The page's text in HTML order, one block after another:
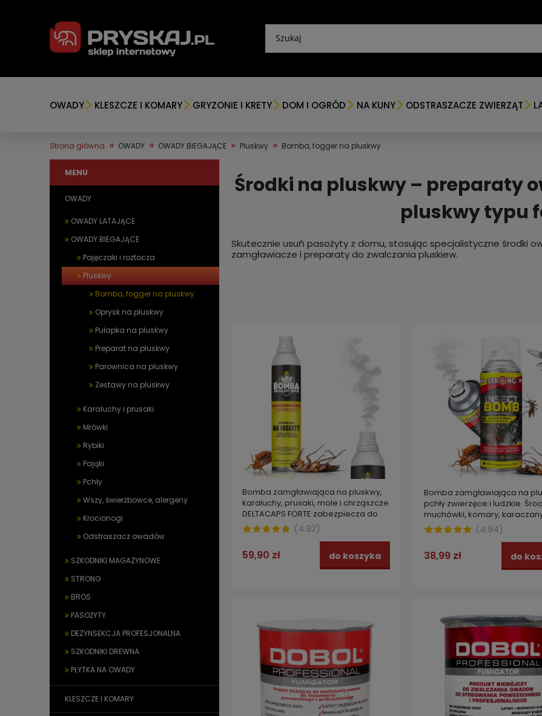
OWADY KLESZCZE I KOMARY GRYZONIE I KRETY DOM I OGRÓD NA KUNY ODSTRASZACZE ZWIERZĄT
Strona główna » OWADY » OWADY BIEGAJĄCE » Pluskwy » Bomba, fogger na pluskwy
MENU
OWADY
OWADY LATAJĄCE
OWADY BIEGAJĄCE
Pajęczaki i roztocza
Pluskwy
Bomba, fogger na pluskwy
Oprysk na pluskwy
Pułapka na pluskwy
Preparat na pluskwy
Parownica na pluskwy
Zestawy na pluskwy
Karaluchy i prusaki
Mrówki
Rybiki
Pająki
Pchły
Wszy, świerzbowce, alergeny
Krocionogi
Odstraszacz owadów
SZKODNIKI MAGAZYNOWE
STRONG
BROS
PASOŻYTY
DEZYNSEKCJA PROFESJONALNA
SZKODNIKI DREWNA
PŁYTKA NA OWADY
KLESZCZE I KOMARY
Środki na pluskwy – preparaty
pluskwy typu
Skutecznie usuń pasożyty z domu, stosując specjalistyczne środki
zamgławiacze i preparaty do zwalczania pluskiew.
Bomba zamgławiająca na pluskwy,
karaluchy, prusaki, mole i chrząszcze
DELTACAPS FORTE zabezpiecza do
100 m3
(4.92)
59,90 zł do koszyka
Bomba zamgławiająca na
pchły zwierzęce i ludzkie.
muchówki, komary,
pająki 4INSECT BOMB STRONG
(4.94)
38,99 zł do